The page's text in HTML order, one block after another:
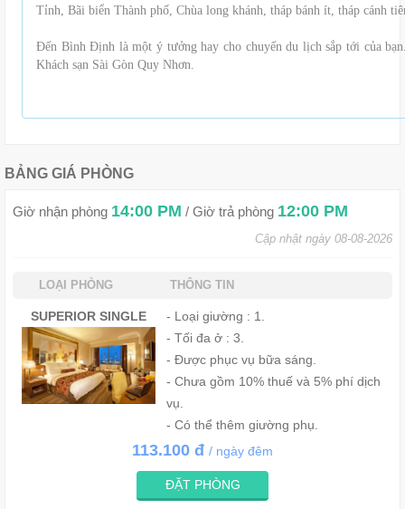
Tỉnh, Bãi biển Thành phố, Chùa long khánh, tháp bánh ít, tháp cánh
Đến Bình Định là một ý tưởng hay cho chuyến du lịch sắp tới của
Khách sạn Sài Gòn Quy Nhơn.
BẢNG GIÁ PHÒNG
Giờ nhận phòng 14:00 PM / Giờ trả phòng 12:00 PM
Cập nhật ngày 08-08-2026
LOẠI PHÒNG THÔNG TIN
SUPERIOR SINGLE
- Loại giường : 1.
- Tối đa ở : 3.
- Được phục vụ bữa sáng.
- Chưa gồm 10% thuế và 5% phí dịch
vụ.
- Có thể thêm giường phụ.
113.100 đ / ngày đêm
ĐẶT PHÒNG